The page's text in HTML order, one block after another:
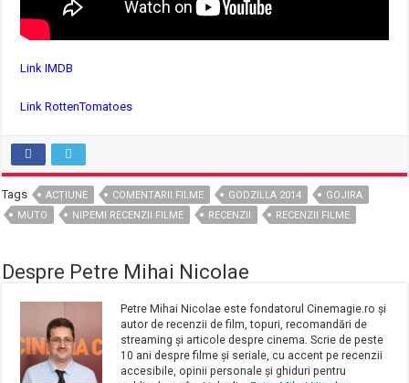
Link IMDB
Link RottenTomatoes
Tags ACȚIUNE COMENTARII FILME GODZILLA 2014
GOJIRA
MUTO
NIPEMI RECENZII FILME RECENZII RECENZII FILME
Despre Petre Mihai Nicolae
Petre Mihai Nicolae este fondatorul Cinemagie.ro și
autor de recenzii de film, topuri, recomandări de
streaming și articole despre cinema. Scrie de peste
10 ani despre filme și seriale, cu accent pe recenzii
accesibile, opinii personale și ghiduri pentru